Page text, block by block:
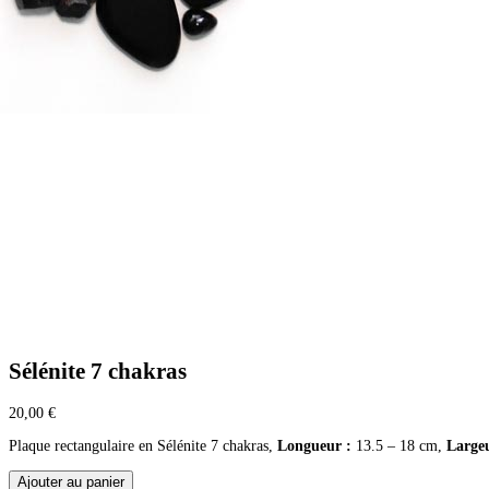
Sélénite 7 chakras
20,00 €
Plaque rectangulaire en Sélénite 7 chakras, Longueur : 13.5 – 18 cm,
quantité
Ajouter au panier